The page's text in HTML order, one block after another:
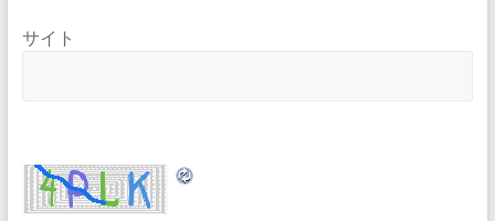
サイト